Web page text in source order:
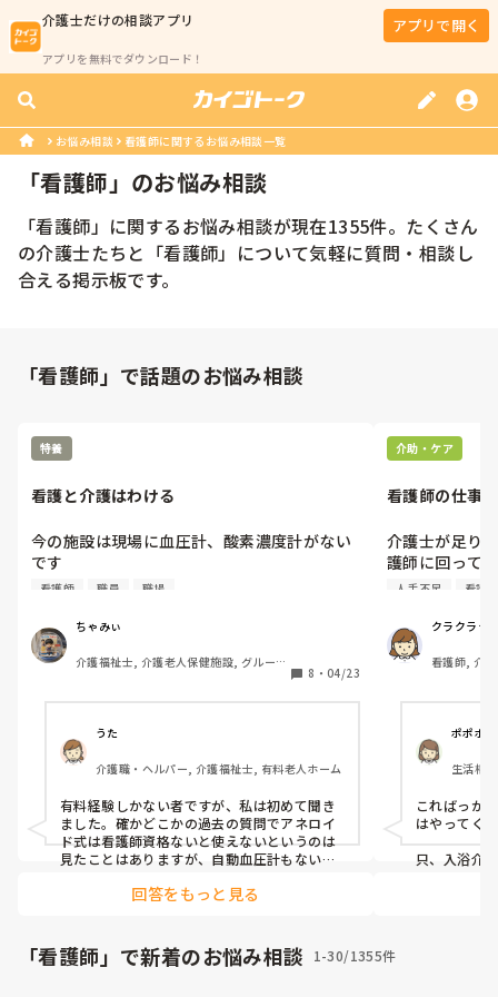
介護士だけの相談アプリ
アプリを無料でダウンロード！
アプリで開く
お悩み相談 看護師に関するお悩み相談一覧
「看護師」のお悩み相談
「看護師 」に関するお悩み相談が現在1355件。たくさん
の介護士たちと「看護師」について気軽に質問・相談し
合える掲示板です。
「看護師」で話題のお悩み相談
特養
看護と介護はわける
今の施設は現場に血圧計、酸素濃度計がない
です
何故置いてないのか聞くと、看護師のするこ
介護と看護は分けているからと
みなさんどう思いますか？
看護師 職員 職場
ちゃみぃ
介護福祉士, 介護老人保健施設, グループ
8 ・ 04/23
うた
介護職・ヘルパー, 介護福祉士, 有料老人ホーム
有料経験しかない者ですが、私は初めて聞き
ました。確かどこかの過去の質問でアネロイ
ド式は看護師資格ないと使えないというのは
見たことはありますが、自動血圧計もないの
ね？その際に急変が起きたらどうされている
回答をもっと見る
介助・ケア
看護師の仕事
介護士が足り
護師に回って
が、他の施設
れると期待さ
ます。毎回、
し、疲れが取
て伊馬すか？
人手不足 看護師
クラクララ
看護師, 介
ポポポ
生活相
こればっか
はやってく
只、入浴介
「看護師」で新着のお悩み相談 1-30/1355件